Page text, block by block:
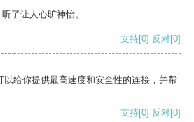
了让人心旷神怡。
支持[0] 反对[0]
给你提供最高速度和安全性的连接，并帮
支持[0] 反对[0]